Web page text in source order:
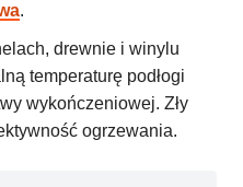
.
drewnie i winylu
temperaturę podłogi
wykończeniowej. Zły
ogrzewania.